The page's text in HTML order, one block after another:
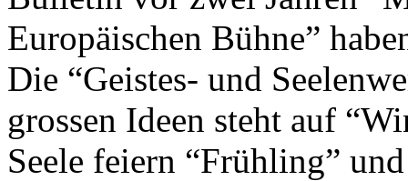
Europäischen Bühne”
Die “Geistes- und
grossen Ideen steht auf
Seele feiern “Frühling”